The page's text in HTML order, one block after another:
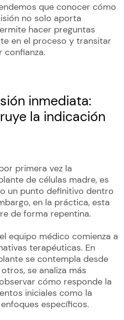
que conocer cómo
no solo aporta
hacer preguntas
en el proceso y transitar
confianza.
inmediata:
la indicación
primera vez la
de células madre, es
un punto definitivo dentro
en la práctica, esta
de forma repentina.
equipo médico comienza a
terapéuticas. En
se contempla desde
se analiza más
cómo responde la
iniciales como la
específicos.